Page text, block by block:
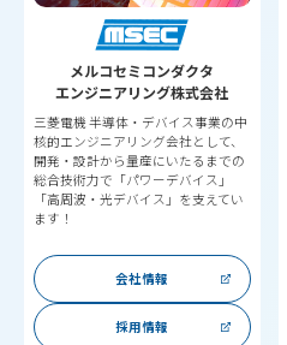
メルコセミコンダクタ
エンジニアリング株式会社
三菱電機 半導体・デバイス事業の中
核的エンジニアリング会社として、
開発・設計から量産にいたるまでの
総合技術力で「パワーデバイス」
「高周波・光デバイス」を支えてい
ます！
会社情報
採用情報